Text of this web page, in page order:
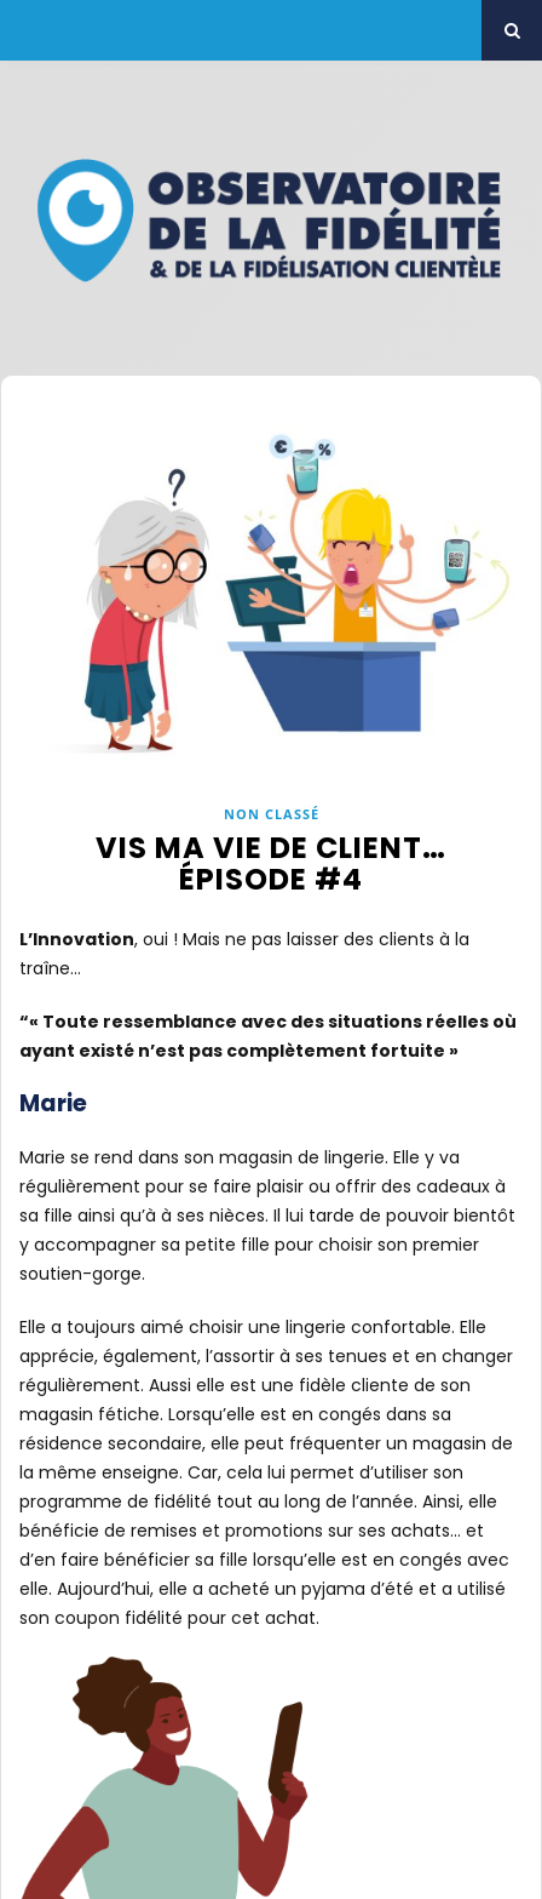
NON CLASSÉ
VIS MA VIE DE CLIENT…
ÉPISODE #4
L’Innovation, oui ! Mais ne pas laisser des clients à la
traîne…
“« Toute ressemblance avec des situations réelles où
ayant existé n’est pas complètement fortuite »
Marie
Marie se rend dans son magasin de lingerie. Elle y va
régulièrement pour se faire plaisir ou offrir des cadeaux à
sa fille ainsi qu’à à ses nièces. Il lui tarde de pouvoir bientôt
y accompagner sa petite fille pour choisir son premier
soutien-gorge.
Elle a toujours aimé choisir une lingerie confortable. Elle
apprécie, également, l’assortir à ses tenues et en changer
régulièrement. Aussi elle est une fidèle cliente de son
magasin fétiche. Lorsqu’elle est en congés dans sa
résidence secondaire, elle peut fréquenter un magasin de
la même enseigne. Car, cela lui permet d’utiliser son
programme de fidélité tout au long de l’année. Ainsi, elle
bénéficie de remises et promotions sur ses achats… et
d’en faire bénéficier sa fille lorsqu’elle est en congés avec
elle. Aujourd’hui, elle a acheté un pyjama d’été et a utilisé
son coupon fidélité pour cet achat.